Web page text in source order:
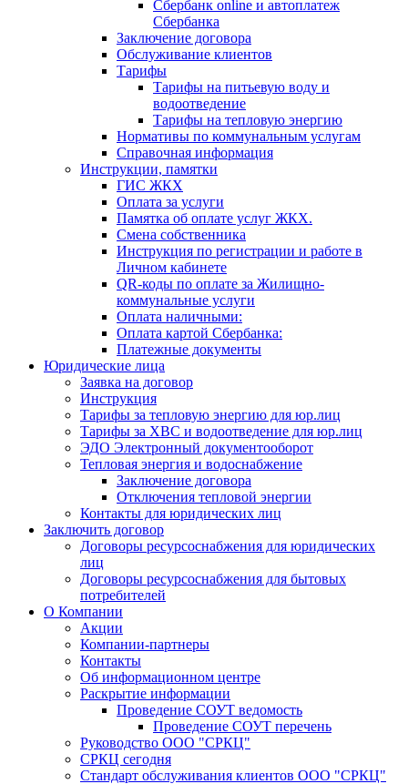
Сбербанк online и автоплатеж
Сбербанка
Заключение договора
Обслуживание клиентов
Тарифы
Тарифы на питьевую воду и
водоотведение
Тарифы на тепловую энергию
Нормативы по коммунальным услугам
Справочная информация
Инструкции, памятки
ГИС ЖКХ
Оплата за услуги
Памятка об оплате услуг ЖКХ.
Смена собственника
Инструкция по регистрации и работе в
Личном кабинете
QR-коды по оплате за Жилищно-
коммунальные услуги
Оплата наличными:
Оплата картой Сбербанка:
Платежные документы
Юридические лица
Заявка на договор
Инструкция
Тарифы за тепловую энергию для юр.лиц
Тарифы за ХВС и водоотведение для юр.лиц
ЭДО Электронный документооборот
Тепловая энергия и водоснабжение
Заключение договора
Отключения тепловой энергии
Контакты для юридических лиц
Заключить договор
Договоры ресурсоснабжения для юридических
лиц
Договоры ресурсоснабжения для бытовых
потребителей
О Компании
Акции
Компании-партнеры
Контакты
Об информационном центре
Раскрытие информации
Проведение СОУТ ведомость
Проведение СОУТ перечень
Руководство ООО "СРКЦ"
СРКЦ сегодня
Стандарт обслуживания клиентов ООО "СРКЦ"